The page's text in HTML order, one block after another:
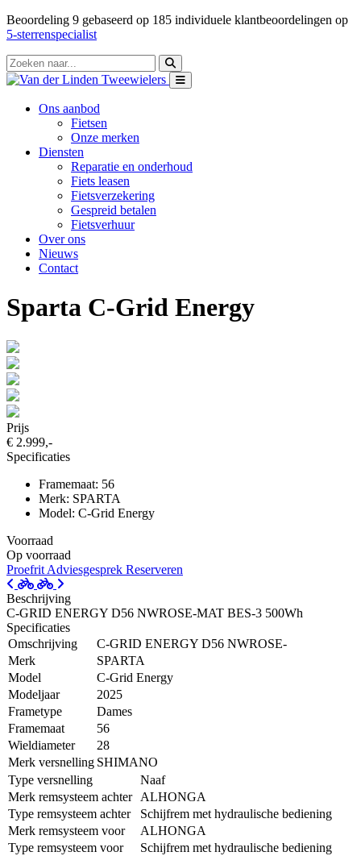
Beoordeling 9 gebaseerd op 185 individuele klantbeoordelingen op
5-sterrenspecialist
Ons aanbod
Fietsen
Onze merken
Diensten
Reparatie en onderhoud
Fiets leasen
Fietsverzekering
Gespreid betalen
Fietsverhuur
Over ons
Nieuws
Contact
Sparta C-Grid Energy
Prijs
€ 2.999,-
Specificaties
Framemaat: 56
Merk: SPARTA
Model: C-Grid Energy
Voorraad
Op voorraad
Proefrit Adviesgesprek Reserveren
Beschrijving
C-GRID ENERGY D56 NWROSE-MAT BES-3 500Wh
Specificaties
Omschrijving
C-GRID ENERGY D56 NWROSE-
Merk
SPARTA
Model
C-Grid Energy
Modeljaar
2025
Frametype
Dames
Framemaat
56
Wieldiameter
28
Merk versnelling SHIMANO
Type versnelling
Naaf
Merk remsysteem achter
ALHONGA
Type remsysteem achter
Schijfrem met hydraulische bediening
Merk remsysteem voor
ALHONGA
Type remsysteem voor
Schijfrem met hydraulische bediening